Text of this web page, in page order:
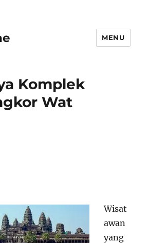
MENU
Komplek
Wat
Wisat
awan
yang